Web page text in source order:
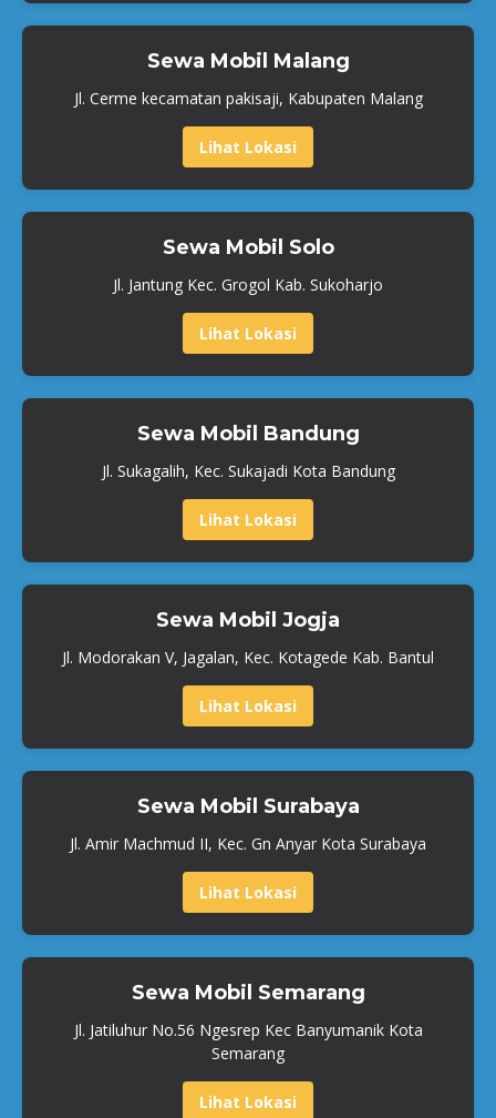
Sewa Mobil Malang
Jl. Cerme kecamatan pakisaji, Kabupaten Malang
Lihat Lokasi
Sewa Mobil Solo
Jl. Jantung Kec. Grogol Kab. Sukoharjo
Lihat Lokasi
Sewa Mobil Bandung
Jl. Sukagalih, Kec. Sukajadi Kota Bandung
Lihat Lokasi
Sewa Mobil Jogja
Jl. Modorakan V, Jagalan, Kec. Kotagede Kab. Bantul
Lihat Lokasi
Sewa Mobil Surabaya
Jl. Amir Machmud II, Kec. Gn Anyar Kota Surabaya
Lihat Lokasi
Sewa Mobil Semarang
Jl. Jatiluhur No.56 Ngesrep Kec Banyumanik Kota
Semarang
Lihat Lokasi